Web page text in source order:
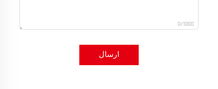
0/1000
ارسال